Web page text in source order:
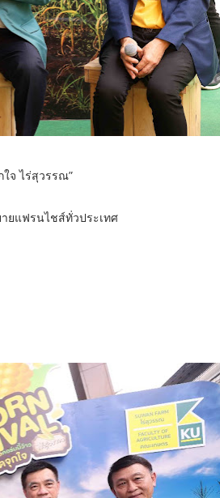
จ ไร่สุวรรณ”
ยแฟรนไชส์ทั่วประเทศ